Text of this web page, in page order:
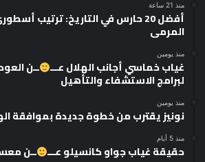
منذ 21 ساعة
أفضل 20 حارس في التاريخ: ترتيب
المرمى
منذ يومين
غياب خماسي أجانب الهلال عـــ ــن
لبرامج الاستشفاء والتأهيل
منذ يومين
نونيز يقترب من خطوة جديدة بموافقة
منذ 5 أيام
حقيقة غياب جواو كانسيلو عـــ ــن